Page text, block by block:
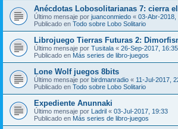
Anécdotas Lobosolitarianas 7: cierra
Último mensaje por juanconmiedo « 03-Abr-2018,
Publicado en Todo sobre Lobo Solitario
Librojuego Tierras Futuras 2:
Último mensaje por Tusitala « 26-Sep-2017, 16:35
Publicado en Más series de libro-juegos
Lone Wolf juegos 8bits
Último mensaje por birdmanradio « 11-Jul-2017,
Publicado en Todo sobre Lobo Solitario
Expediente Anunnaki
Último mensaje por Ladril « 03-Jul-2017, 19:33
Publicado en Más series de libro-juegos